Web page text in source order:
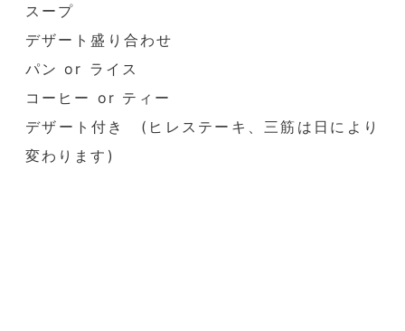
スープ
デザート盛り合わせ
パン or ライス
コーヒー or ティー
デザート付き (ヒレステーキ、三筋は日により
変わります)